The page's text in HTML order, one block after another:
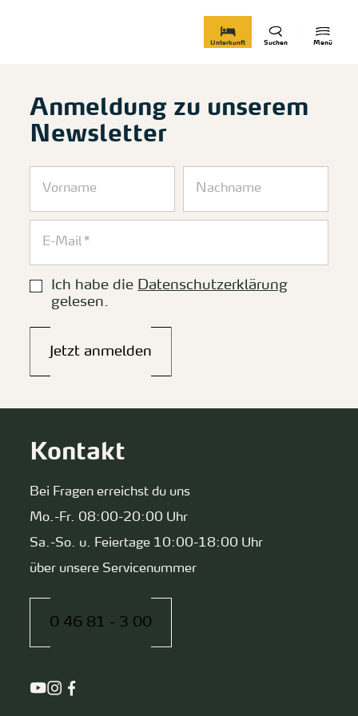
Menü
Suchen
Unterkunft
Anmeldung zu unserem
Newsletter
Ich habe die Datenschutzerklärung
gelesen.
Jetzt anmelden
Kontakt
Bei Fragen erreichst du uns
Mo.-Fr. 08:00-20:00 Uhr
Sa.-So. u. Feiertage 10:00-18:00 Uhr
über unsere Servicenummer
0 46 81 - 3 00